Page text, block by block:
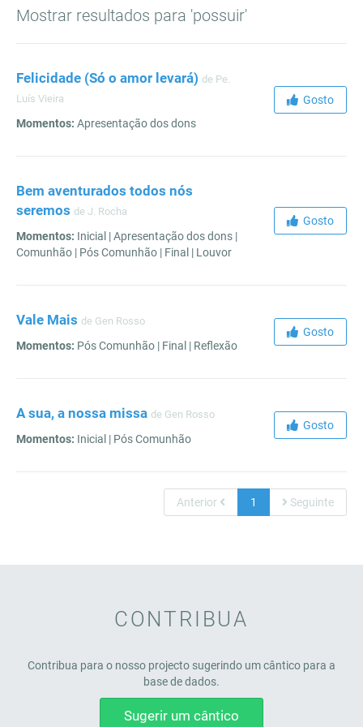
Mostrar resultados para 'possuir'
Felicidade (Só o amor levará) de Pe.
Luís Vieira
Momentos: Apresentação dos dons
Gosto
Bem aventurados todos nós
seremos de J. Rocha
Momentos: Inicial | Apresentação dos dons |
Comunhão | Pós Comunhão | Final | Louvor
Gosto
Vale Mais de Gen Rosso
Momentos: Pós Comunhão | Final | Reflexão
Gosto
A sua, a nossa missa de Gen Rosso
Momentos: Inicial | Pós Comunhão
Gosto
Anterior 1 Seguinte
CONTRIBUA
Contribua para o nosso projecto sugerindo um cântico para a
base de dados.
Sugerir um cântico